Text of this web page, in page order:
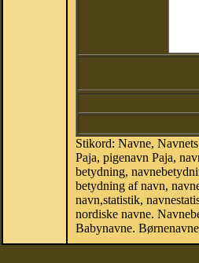
Stikord: Navne,
Paja, pigenavn Paja,
betydning,
betydning af navn,
navn,statistik,
nordiske navne.
Babynavne.